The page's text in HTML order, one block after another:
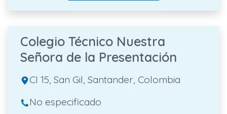
Colegio Técnico Nuestra
Señora de la Presentación
Cl 15, San Gil, Santander, Colombia
No especificado